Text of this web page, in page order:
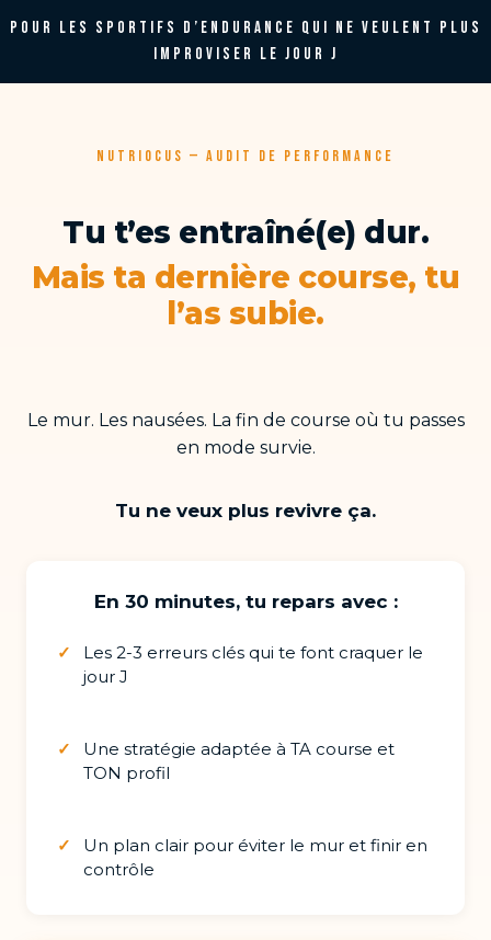
auPOUR LES SPORTIFS D’ENDURANCE QUI NE VEULENT PLUS
IMPROVISER LE JOUR J
NUTRIOCUS — AUDIT DE PERFORMANCE
Tu t’es entraîné(e) dur.
Mais ta dernière course, tu
l’as subie.
Le mur. Les nausées. La fin de course où tu passes
en mode survie.
Tu ne veux plus revivre ça.
En 30 minutes, tu repars avec :
✓
Les 2-3 erreurs clés qui te font craquer le
jour J
✓
Une stratégie adaptée à TA course et
TON profil
✓
Un plan clair pour éviter le mur et finir en
contrôle